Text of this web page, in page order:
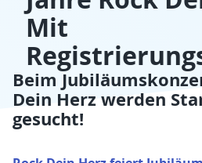
Mit
Beim
Dein Herz werden
gesucht!